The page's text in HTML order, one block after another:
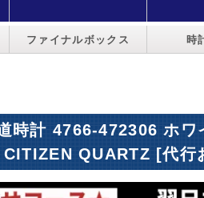
ファイナルボックス 時
時計 4766-472306 ホ
CITIZEN QUARTZ [代